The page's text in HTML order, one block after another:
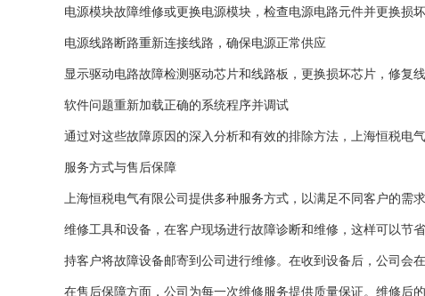
电源模块故障维修或更换电源模块，检查电源电路元件并更换损
电源线路断路重新连接线路，确保电源正常供应
显示驱动电路故障检测驱动芯片和线路板，更换损坏芯片，修复
软件问题重新加载正确的系统程序并调试
通过对这些故障原因的深入分析和有效的排除方法，上海恒税电
服务方式与售后保障
上海恒税电气有限公司提供多种服务方式，以满足不同客户的需
维修工具和设备，在客户现场进行故障诊断和维修，这样可以节
持客户将故障设备邮寄到公司进行维修。在收到设备后，公司会
在售后保障方面，公司为每一次维修服务提供质量保证。维修后